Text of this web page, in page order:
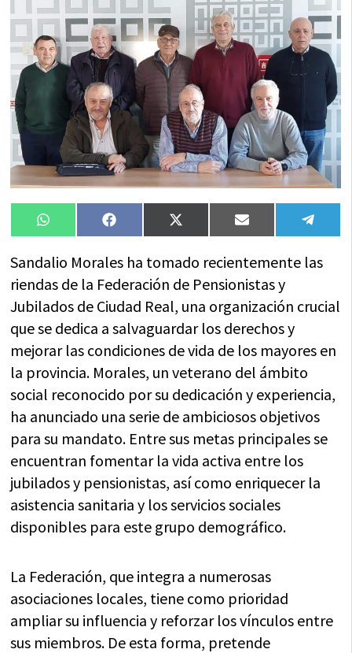
Compartir
en
WhatsAppCompartir
en
FacebookCompartir
en
X
(Twitter)
Compartir
en
Email
en
Sandalio Morales ha tomado recientemente las
riendas de la Federación de Pensionistas y
Jubilados de Ciudad Real, una organización crucial
que se dedica a salvaguardar los derechos y
mejorar las condiciones de vida de los mayores en
la provincia. Morales, un veterano del ámbito
social reconocido por su dedicación y experiencia,
ha anunciado una serie de ambiciosos objetivos
para su mandato. Entre sus metas principales se
encuentran fomentar la vida activa entre los
jubilados y pensionistas, así como enriquecer la
asistencia sanitaria y los servicios sociales
disponibles para este grupo demográfico.
La Federación, que integra a numerosas
asociaciones locales, tiene como prioridad
ampliar su influencia y reforzar los vínculos entre
sus miembros. De esta forma, pretende